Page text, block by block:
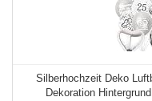
Silberhochzeit Deko
Dekoration